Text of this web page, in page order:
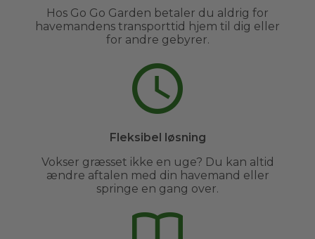
Hos Go Go Garden betaler du aldrig for
havemandens transporttid hjem til dig eller
for andre gebyrer.
Fleksibel løsning
Vokser græsset ikke en uge? Du kan altid
ændre aftalen med din havemand eller
springe en gang over.